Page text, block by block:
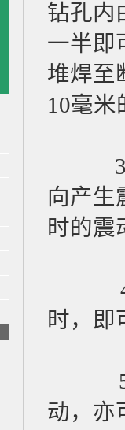
钻孔内
一半即
堆焊至
10毫米
3、
向产生
时的震
4、
时，即
5、
动，亦